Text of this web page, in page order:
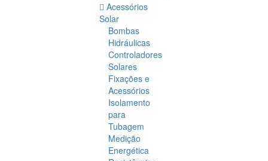
Acessórios
Solar
Bombas
Hidráulicas
Controladores
Solares
Fixações e
Acessórios
Isolamento
para
Tubagem
Medição
Energética